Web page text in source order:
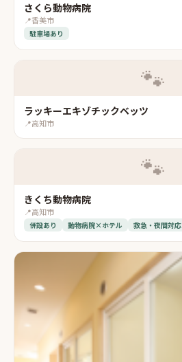
さくら動物病院
📍香美市
駐車場あり
🐾
ラッキーエキゾチックベッツ
📍高知市
🐾
きくち動物病院
📍高知市
併設あり 動物病院×ホテル 救急・夜間対応